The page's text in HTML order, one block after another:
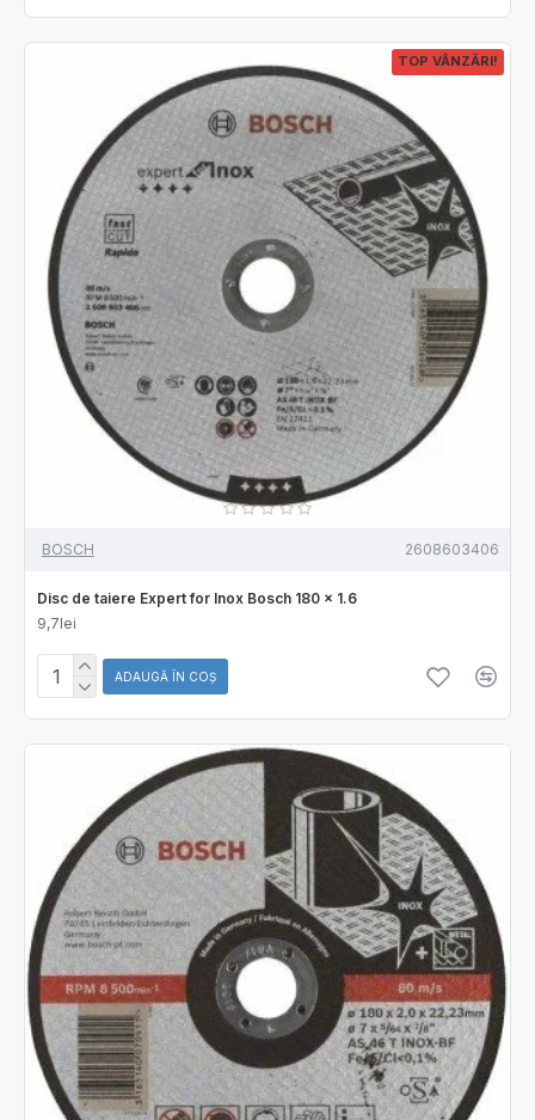
TOP VÂNZĂRI!
BOSCH 2608603406
Disc de taiere Expert for Inox Bosch 180 x 1.6
9,7lei
ADAUGĂ ÎN COŞ